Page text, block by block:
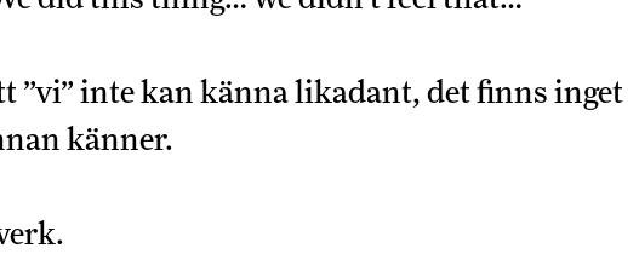
”vi” inte kan känna likadant, det finns inget
känner.